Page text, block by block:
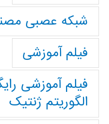
شبکه عصبی
فیلم آموزشی
فیلم آموزشی
الگوریتم ژنتیک